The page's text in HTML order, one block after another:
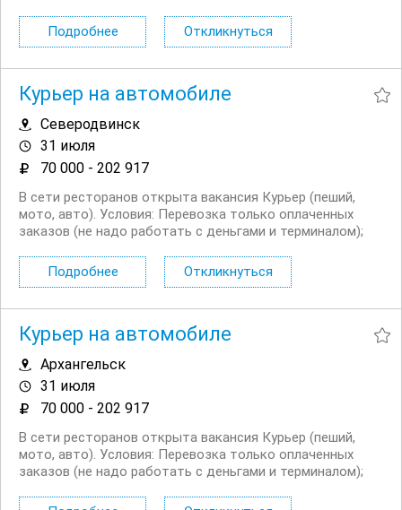
время до 03:00; Выходные плавающие при любом
графике; Доход...
Подробнее Откликнуться
Курьер на автомобиле
Северодвинск
31 июля
70 000 - 202 917
В сети ресторанов открыта вакансия Курьер (пеший,
мото, авто). Условия: Перевозка только оплаченных
заказов (не надо работать с деньгами и терминалом);
время до 03:00; Выходные плавающие при любом
графике; Доход...
Подробнее Откликнуться
Курьер на автомобиле
Архангельск
31 июля
70 000 - 202 917
В сети ресторанов открыта вакансия Курьер (пеший,
мото, авто). Условия: Перевозка только оплаченных
заказов (не надо работать с деньгами и терминалом);
время до 03:00; Выходные плавающие при любом